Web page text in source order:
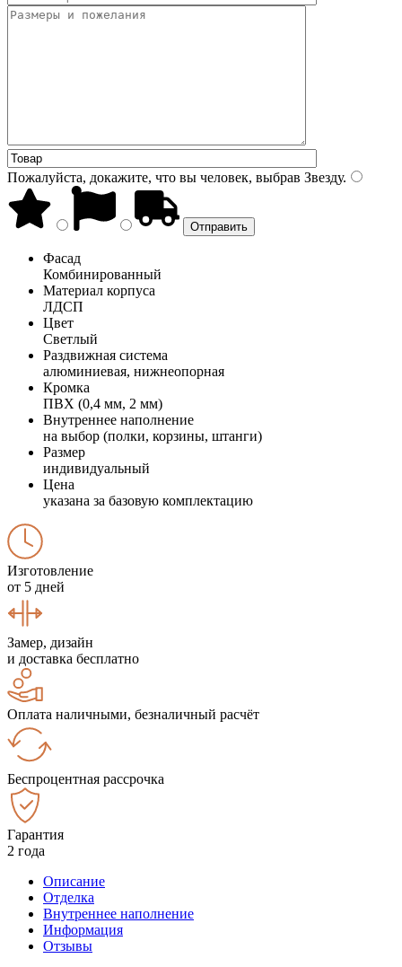
Пожалуйста, докажите, что вы человек, выбрав Звезду.
Фасад
Комбинированный
Материал корпуса
ЛДСП
Цвет
Светлый
Раздвижная система
алюминиевая, нижнеопорная
Кромка
ПВХ (0,4 мм, 2 мм)
Внутреннее наполнение
на выбор (полки, корзины, штанги)
Размер
индивидуальный
Цена
указана за базовую комплектацию
Изготовление
от 5 дней
Замер, дизайн
и доставка бесплатно
Оплата наличными, безналичный расчёт
Беспроцентная рассрочка
Гарантия
2 года
Описание
Отделка
Внутреннее наполнение
Информация
Отзывы